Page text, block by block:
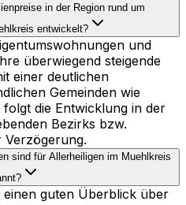
in der Region rund um
entwickelt?
und
überwiegend steigende
einer deutlichen
Gemeinden wie
die Entwicklung in der
Bezirks bzw.
Verzögerung.
sind für Allerheiligen im Muehlkreis
guten Überblick über